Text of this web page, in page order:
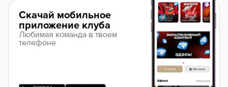
Скачай мобильное
приложение клуба
Любимая команда в твоем
телефоне